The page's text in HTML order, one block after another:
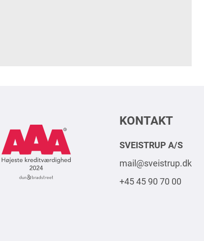
KONTAKT
SVEISTRUP A/S
mail@sveistrup.dk
+45 45 90 70 00